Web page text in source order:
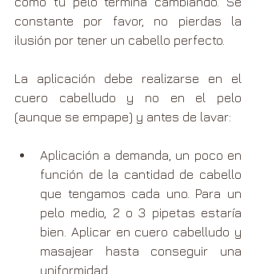
constante por favor, no pierdas la
ilusión por tener un cabello perfecto.
La aplicación debe realizarse en el
cuero cabelludo y no en el pelo
(aunque se empape) y antes de lavar:
Aplicación a demanda, un poco en
función de la cantidad de cabello
que tengamos cada uno. Para un
pelo medio, 2 o 3 pipetas estaría
bien. Aplicar en cuero cabelludo y
masajear hasta conseguir una
uniformidad.